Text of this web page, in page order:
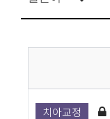
치아교정